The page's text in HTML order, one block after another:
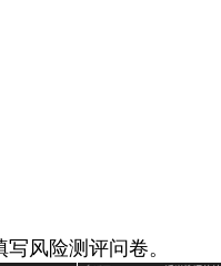
风险测评问卷。